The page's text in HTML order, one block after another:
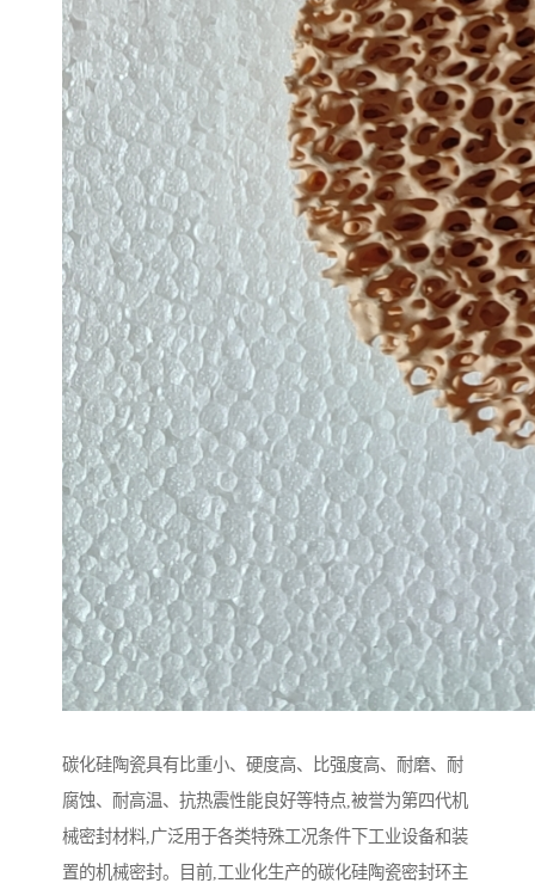
碳化硅陶瓷具有比重小、硬度高、比强度高、耐磨、耐
腐蚀、耐高温、抗热震性能良好等特点,被誉为第四代机
械密封材料,广泛用于各类特殊工况条件下工业设备和装
置的机械密封。目前,工业化生产的碳化硅陶瓷密封环主